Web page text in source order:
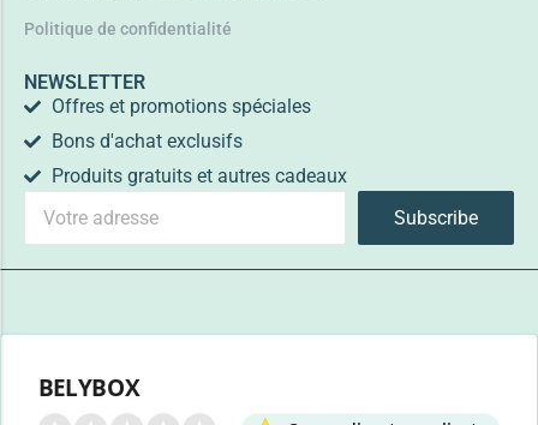
Politique de confidentialité
NEWSLETTER
Offres et promotions spéciales
Bons d'achat exclusifs
Produits gratuits et autres cadeaux
Subscribe
BELYBOX